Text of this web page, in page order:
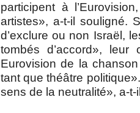
participent à
artistes», a-t-il souligné.
d’exclure ou non Israël,
tombés d’accord»,
Eurovision de la
tant que théâtre
sens de la neutralité», a-t-